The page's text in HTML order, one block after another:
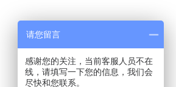
请您留言
感谢您的关注，当前客服人员不在
线，请填写一下您的信息，我们会
尽快和您联系。